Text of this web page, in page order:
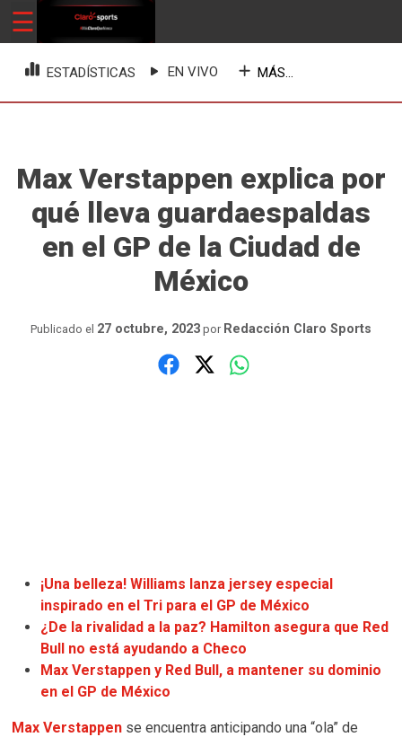
Skip
☰
ClaroSports
Más Claro que nunca
ESTADÍSTICAS EN VIVO MÁS...
Max Verstappen explica por
qué lleva guardaespaldas
en el GP de la Ciudad de
México
Publicado el 27 octubre, 2023 por Redacción Claro Sports
¡Una belleza! Williams lanza jersey especial
inspirado en el Tri para el GP de México
¿De la rivalidad a la paz? Hamilton asegura que Red
Bull no está ayudando a Checo
Max Verstappen y Red Bull, a mantener su dominio
en el GP de México
Max Verstappen se encuentra anticipando una “ola” de